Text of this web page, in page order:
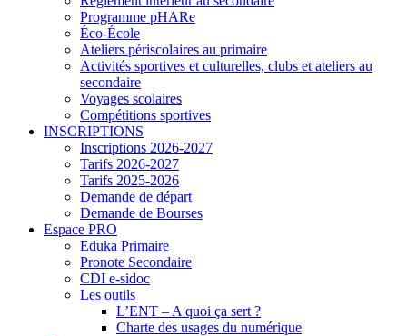
Programme pHARe
Éco-École
Ateliers périscolaires au primaire
Activités sportives et culturelles, clubs et ateliers au
secondaire
Voyages scolaires
Compétitions sportives
INSCRIPTIONS
Inscriptions 2026-2027
Tarifs 2026-2027
Tarifs 2025-2026
Demande de départ
Demande de Bourses
Espace PRO
Eduka Primaire
Pronote Secondaire
CDI e-sidoc
Les outils
L’ENT – A quoi ça sert ?
Charte des usages du numérique